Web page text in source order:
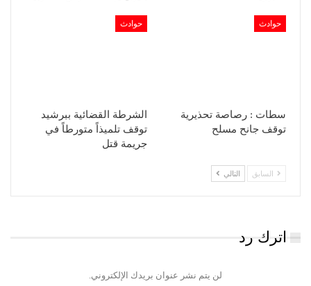
حوادث
سطات : رصاصة تحذيرية
توقف جانح مسلح
حوادث
الشرطة القضائية ببرشيد
توقف تلميذاً متورطاً في
جريمة قتل
السابق التالي
اترك رد
لن يتم نشر عنوان بريدك الإلكتروني.